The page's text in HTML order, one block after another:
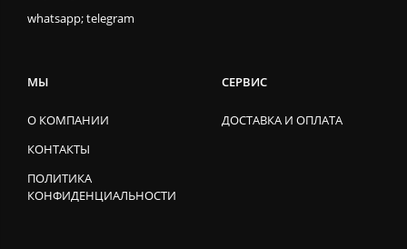
whatsapp; telegram
МЫ
О КОМПАНИИ
КОНТАКТЫ
ПОЛИТИКА
КОНФИДЕНЦИАЛЬНОСТИ
СЕРВИС
ДОСТАВКА И ОПЛАТА